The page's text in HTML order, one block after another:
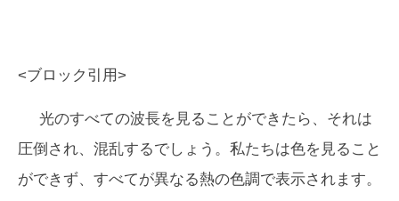
<ブロック引用>
光のすべての波長を見ることができたら、それは
圧倒され、混乱するでしょう。私たちは色を見ること
ができず、すべてが異なる熱の色調で表示されます。